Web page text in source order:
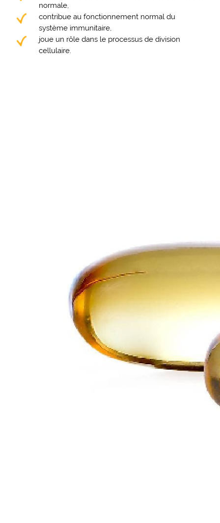
normale,
contribue au fonctionnement normal du
système immunitaire,
joue un rôle dans le processus de division
cellulaire.